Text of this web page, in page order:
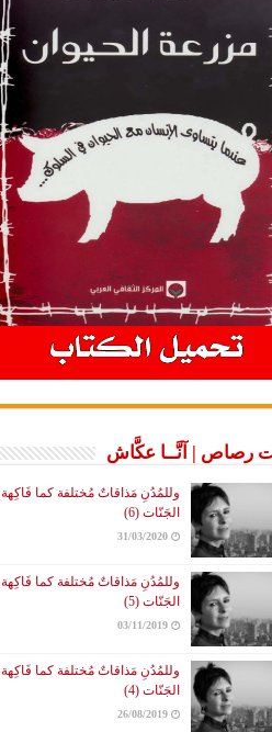
رصاص | آنَّــا عكَّاش
وللمُدُنِ مَذاقاتٌ مُختلفة كما فَاكِهة
الجَنّات (6)
31/03/2020
وللمُدُنِ مَذاقاتٌ مُختلفة كما فَاكِهة
الجَنّات (5)
03/11/2019
وللمُدُنِ مَذاقاتٌ مُختلفة كما فَاكِهة
الجَنّات (4)
26/08/2019